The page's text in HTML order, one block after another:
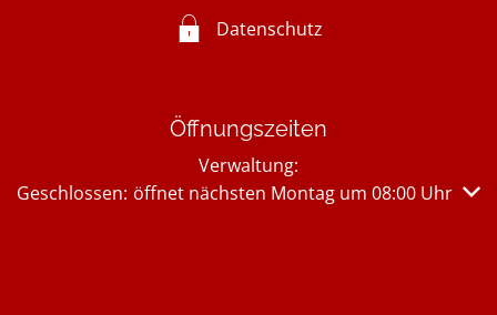
Datenschutz
Öffnungszeiten
Verwaltung:
Klicken, um weitere Öffnungs- oder Schließzeiten
Geschlossen: öffnet nächsten Montag um 08:00 Uhr